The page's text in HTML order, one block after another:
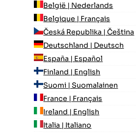
België | Nederlands
Belgique | Français
Česká Republika | Čeština
Deutschland | Deutsch
España | Español
Finland | English
Suomi | Suomalainen
France | Français
Ireland | English
Italia | Italiano